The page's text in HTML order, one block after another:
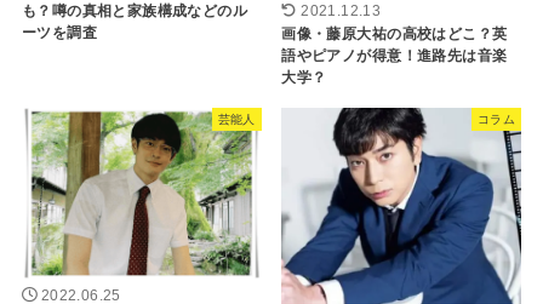
も？噂の真相と家族構成などのル
ーツを調査
2021.12.13
画像・藤原大祐の高校はどこ？英
語やピアノが得意！進路先は音楽
大学？
芸能人
2022.06.25
コラム